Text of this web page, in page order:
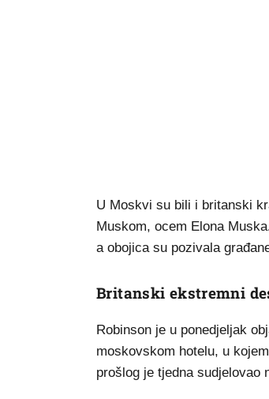
U Moskvi su bili i britanski
Muskom, ocem Elona
a obojica su pozivala
Britanski ekstremni
Robinson je u ponedjeljak
moskovskom hotelu, u
prošlog je tjedna sudjelovao